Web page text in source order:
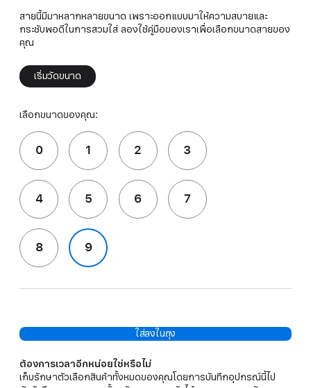
สายนี้มีมาหลากหลายขนาด เพราะออกแบบมาให้ความสบายและ
กระชับพอดีในการสวมใส่ ลองใช้คู่มือของเราเพื่อเลือกขนาดสายของ
คุณ
เริ่มวัดขนาด
เลือกขนาดของคุณ:
0 1 2 3
4 5 6 7
8 9
ใส่ลงในถุง
ต้องการเวลาอีกหน่อยใช่หรือไม่
เก็บรักษาตัวเลือกสินค้าทั้งหมดของคุณโดยการบันทึกอุปกรณ์นี้ไป